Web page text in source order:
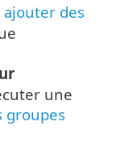
ajouter des
une
groupes